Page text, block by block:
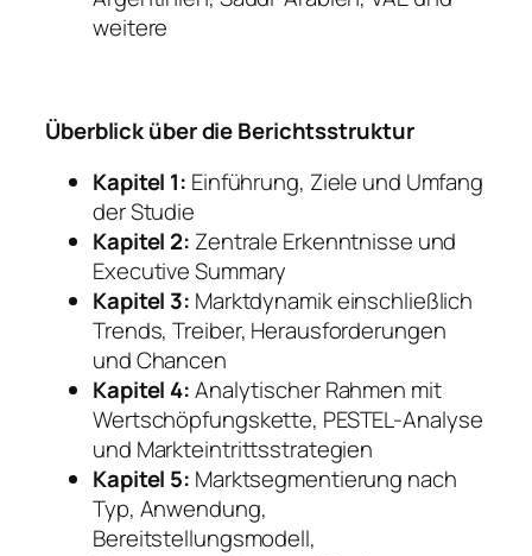
weitere
Überblick über die Berichtsstruktur
Kapitel 1: Einführung, Ziele und Umfang
der Studie
Kapitel 2: Zentrale Erkenntnisse und
Executive Summary
Kapitel 3: Marktdynamik einschließlich
Trends, Treiber, Herausforderungen
und Chancen
Kapitel 4:Analytischer Rahmen mit
Wertschöpfungskette, PESTEL-Analyse
und Markteintrittsstrategien
Kapitel 5: Marktsegmentierung nach
Typ, Anwendung,
Bereitstellungsmodell,